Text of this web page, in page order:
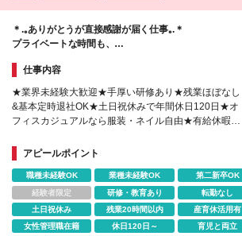
＊.｡ありがとうが直接感謝が届く仕事｡.＊
プライベートな時間も、
仕事内容
★業界未経験大歓迎★手厚い研修あり★残業ほぼなし
&基本定時退社OK★土日祝休みで年間休日120日★オ
フィスカジュアルなら服装・ネイル自由★有給休暇を
上も可
アピールポイント
職種未経験OK 業種未経験OK 第二新卒OK
経験者限定
研修・教育あり 転勤なし
土日祝休み
残業20時間以内 産育休活用有
女性管理職在籍
休日120日～ 育児と両立